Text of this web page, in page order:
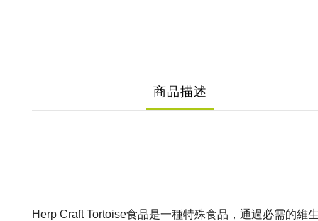
商品描述
Herp Craft Tortoise食品是一種特殊食品，通過必需的